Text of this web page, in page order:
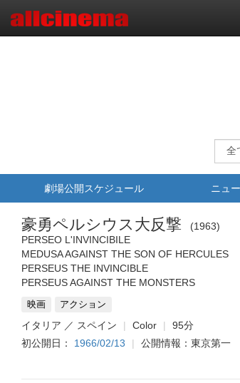
劇場公開スケジュール ニュ
豪勇ペルシウス大反撃
1963
PERSEO L'INVINCIBILE
MEDUSA AGAINST THE SON OF HERCULES
PERSEUS THE INVINCIBLE
PERSEUS AGAINST THE MONSTERS
映画 アクション
イタリア ／ スペイン Color
95分
初公開日： 1966/02/13 公開情報：東京第一